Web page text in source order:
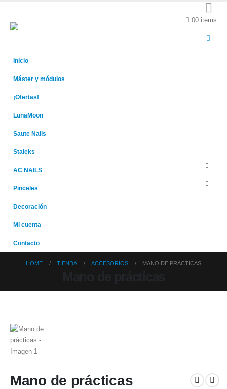
00 items
Inicio
Máster y módulos
¡Ofertas!
LunaMoon
Saute Nails
Staleks
AC NAILS
Pinceles
Decoración
Mi cuenta
Contacto
HOME TIENDA ACCESORIOS MANO DE PRÁCTICAS
Mano de prácticas